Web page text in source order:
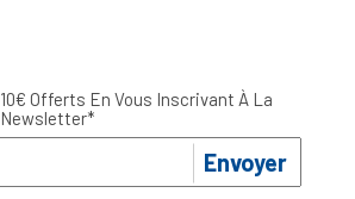
10€ Offerts En Vous Inscrivant À La
Newsletter*
Envoyer